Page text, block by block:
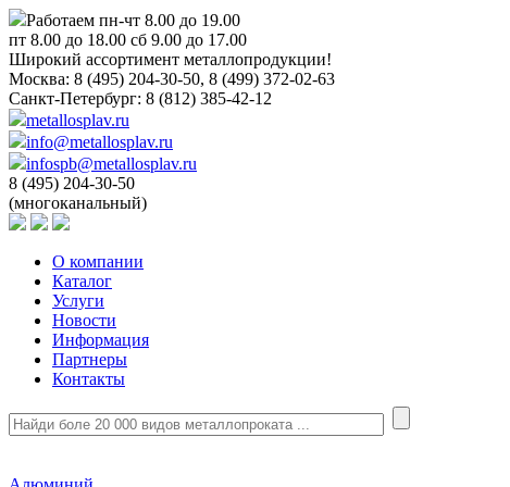
Работаем пн-чт 8.00 до 19.00
пт 8.00 до 18.00 сб 9.00 до 17.00
Широкий ассортимент металлопродукции!
Москва: 8 (495) 204-30-50, 8 (499) 372-02-63
Санкт-Петербург: 8 (812) 385-42-12
metallosplav.ru
info@metallosplav.ru
infospb@metallosplav.ru
8 (495) 204-30-50
(многоканальный)
О компании
Каталог
Услуги
Новости
Информация
Партнеры
Контакты